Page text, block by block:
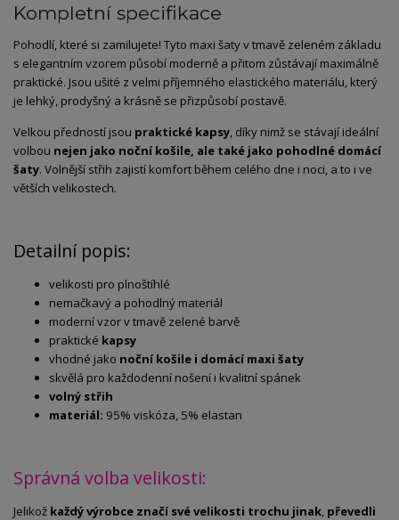
Kompletní specifikace
Pohodlí, které si zamilujete! Tyto maxi šaty v tmavě zeleném základu
s elegantním vzorem působí moderně a přitom zůstávají maximálně
praktické. Jsou ušité z velmi příjemného elastického materiálu, který
je lehký, prodyšný a krásně se přizpůsobí postavě.
Velkou předností jsou praktické kapsy, díky nimž se stávají ideální
volbou nejen jako noční košile, ale také jako pohodlné domácí
šaty. Volnější střih zajistí komfort během celého dne i noci, a to i ve
větších velikostech.
Detailní popis:
velikosti pro plnoštíhlé
nemačkavý a pohodlný materiál
moderní vzor v tmavě zelené barvě
praktické kapsy
vhodné jako noční košile i domácí maxi šaty
skvělá pro každodenní nošení i kvalitní spánek
volný střih
materiál: 95% viskóza, 5% elastan
Správná volba velikosti:
Jelikož každý výrobce značí své velikosti trochu jinak, převedli